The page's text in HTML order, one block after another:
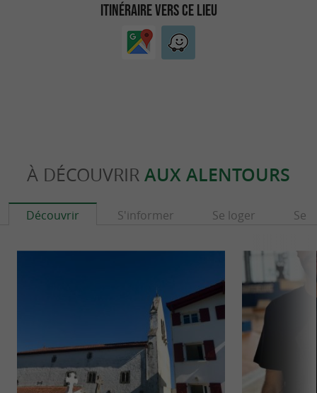
ITINÉRAIRE VERS CE LIEU
À DÉCOUVRIR AUX ALENTOURS
Découvrir S'informer Se loger Se